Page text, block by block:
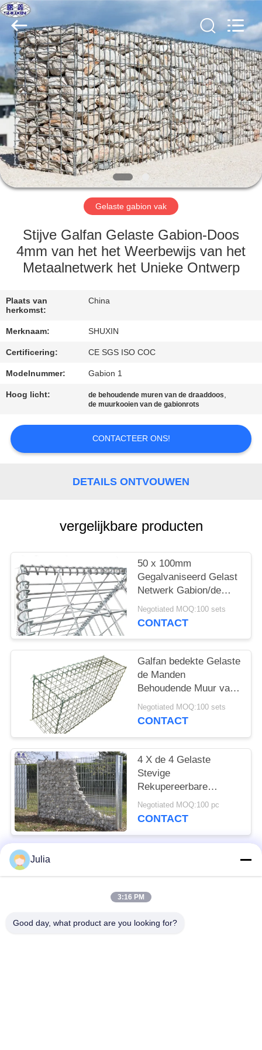
THUIS
PRODUCTEN
OVER
ONS
FABRIEKSTOCHT
KWALITEITSCONTROLE
NEEM
MET
ONS
NIEUWS
AANVRAGEN
Wire
Mesh
Co.,
Ltd..
Rights
Reserved.
Gelaste gabion vak
Stijve Galfan Gelaste Gabion-Doos
4mm van het het Weerbewijs van het
Metaalnetwerk het Unieke Ontwerp
Plaats van
herkomst:
China
Merknaam: SHUXIN
Certificering: CE SGS ISO COC
Modelnummer: Gabion 1
Hoog licht: de behoudende muren van de draaddoos,
de muurkooien van de gabionrots
CONTACTEER ONS!
DETAILS ONTVOUWEN
vergelijkbare producten
50 x 100mm
Gegalvaniseerd Gelast
Netwerk Gabion/de
Gelaste Muur van de
Steenkooi
Negotiated MOQ:100 sets
CONTACT
Galfan bedekte Gelaste
de Manden
Behoudende Muur van
Draadgabion, Gabion-
de Dozen van het
Negotiated MOQ:100 sets
CONTACT
4 X de 4 Gelaste
Stevige
Rekupereerbare
Eigenschap Met grote
trekspanning van
Negotiated MOQ:100 pc
CONTACT
populaire categorieën
Julia
3:16 PM
Good day, what product are you looking for?